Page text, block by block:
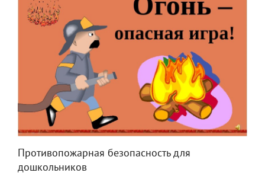
Противопожарная безопасность для
дошкольников